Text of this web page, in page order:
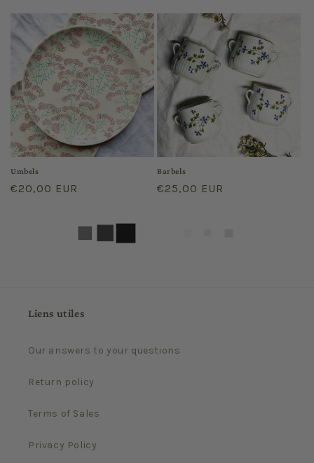
Umbels
Regular
€20,00 EUR
Barbels
Regular
€25,00 EUR
Liens utiles
Our answers to your questions
Return policy
Terms of Sales
Privacy Policy